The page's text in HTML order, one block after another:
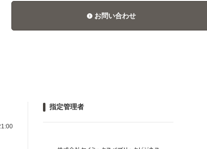
お問い合わせ
指定管理者